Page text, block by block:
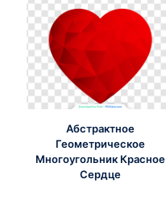
Абстрактное
Геометрическое
Многоугольник Красное
Сердце